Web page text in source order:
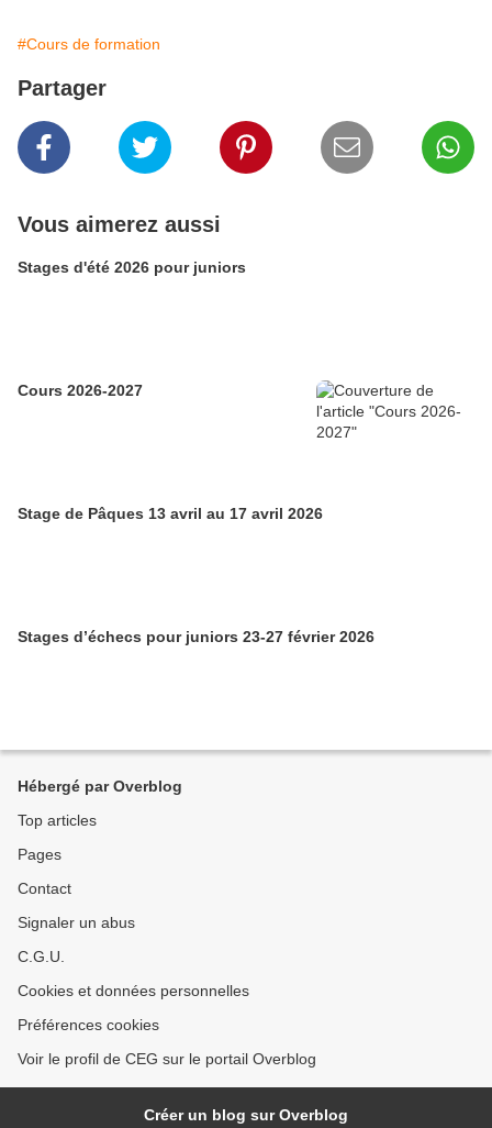
#Cours de formation
Partager
Vous aimerez aussi
Stages d'été 2026 pour juniors
Cours 2026-2027
Stage de Pâques 13 avril au 17 avril 2026
Stages d’échecs pour juniors 23-27 février 2026
Hébergé par Overblog
Top articles
Pages
Contact
Signaler un abus
C.G.U.
Cookies et données personnelles
Préférences cookies
Voir le profil de CEG sur le portail Overblog
Créer un blog sur Overblog